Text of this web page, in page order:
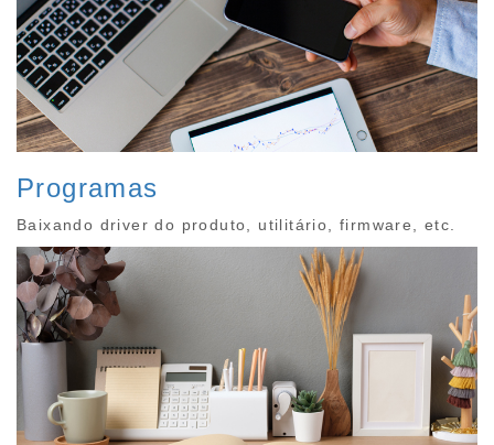
Programas
Baixando driver do produto, utilitário, firmware, etc.